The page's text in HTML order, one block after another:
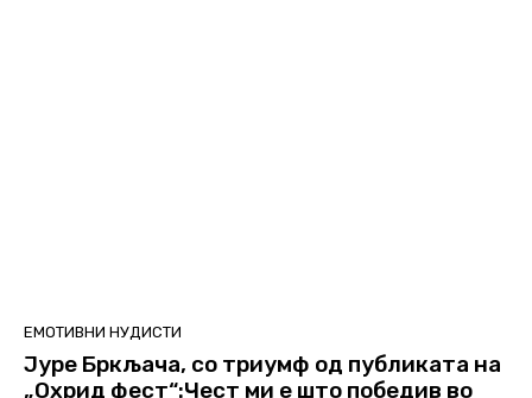
ЕМОТИВНИ НУДИСТИ
Јуре Бркљача, со триумф од публиката на
„Охрид фест“:Чест ми е што победив во